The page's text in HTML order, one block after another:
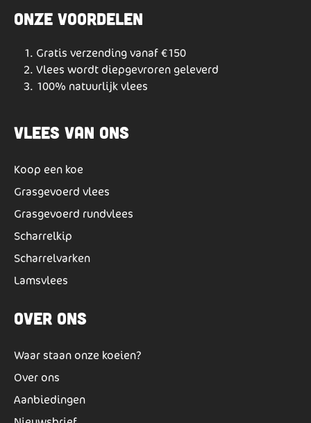
Onze voordelen
Gratis verzending vanaf €150
Vlees wordt diepgevroren geleverd
100% natuurlijk vlees
Vlees van ons
Koop een koe
Grasgevoerd vlees
Grasgevoerd rundvlees
Scharrelkip
Scharrelvarken
Lamsvlees
Over ons
Waar staan onze koeien?
Over ons
Aanbiedingen